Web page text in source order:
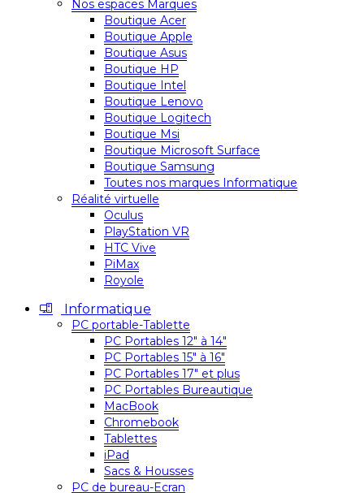
Nos espaces Marques
Boutique Acer
Boutique Apple
Boutique Asus
Boutique HP
Boutique Intel
Boutique Lenovo
Boutique Logitech
Boutique Msi
Boutique Microsoft Surface
Boutique Samsung
Toutes nos marques Informatique
Réalité virtuelle
Oculus
PlayStation VR
HTC Vive
PiMax
Royole
Informatique
PC portable-Tablette
PC Portables 12″ à 14″
PC Portables 15″ à 16″
PC Portables 17″ et plus
PC Portables Bureautique
MacBook
Chromebook
Tablettes
iPad
Sacs & Housses
PC de bureau-Ecran